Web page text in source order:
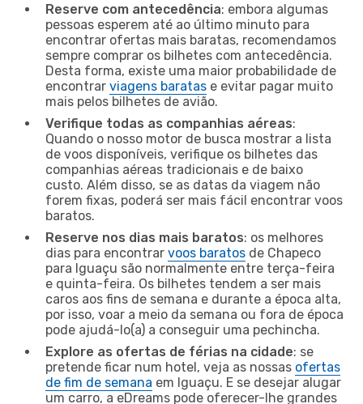
Reserve com antecedência: embora algumas
pessoas esperem até ao último minuto para
encontrar ofertas mais baratas, recomendamos
sempre comprar os bilhetes com antecedência.
Desta forma, existe uma maior probabilidade de
encontrar viagens baratas e evitar pagar muito
mais pelos bilhetes de avião.
Verifique todas as companhias aéreas:
Quando o nosso motor de busca mostrar a lista
de voos disponíveis, verifique os bilhetes das
companhias aéreas tradicionais e de baixo
custo. Além disso, se as datas da viagem não
forem fixas, poderá ser mais fácil encontrar voos
baratos.
Reserve nos dias mais baratos: os melhores
dias para encontrar voos baratos de Chapeco
para Iguaçu são normalmente entre terça-feira
e quinta-feira. Os bilhetes tendem a ser mais
caros aos fins de semana e durante a época alta,
por isso, voar a meio da semana ou fora de época
pode ajudá-lo(a) a conseguir uma pechincha.
Explore as ofertas de férias na cidade: se
pretende ficar num hotel, veja as nossas ofertas
de fim de semana em Iguaçu. E se desejar alugar
um carro, a eDreams pode oferecer-lhe grandes